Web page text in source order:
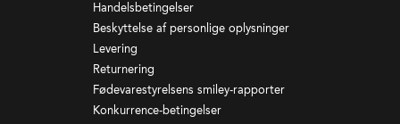
Handelsbetingelser
Beskyttelse af personlige oplysninger
Levering
Returnering
Fødevarestyrelsens smiley-rapporter
Konkurrence-betingelser